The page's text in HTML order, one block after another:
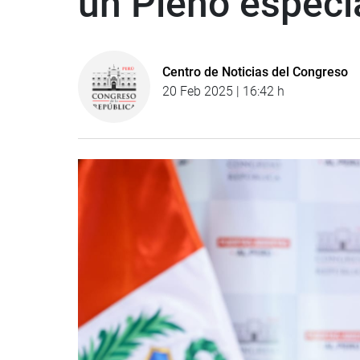
Centro de Noticias del Congreso
20 Feb 2025 | 16:42 h